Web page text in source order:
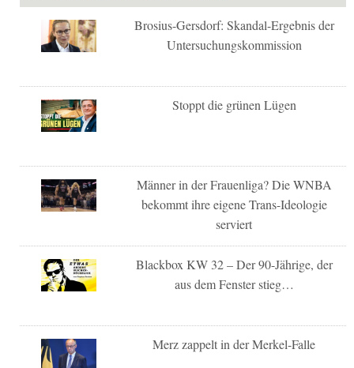
Brosius-Gersdorf: Skandal-Ergebnis der
Untersuchungskommission
Stoppt die grünen Lügen
Männer in der Frauenliga? Die WNBA
bekommt ihre eigene Trans-Ideologie
serviert
Blackbox KW 32 – Der 90-Jährige, der
aus dem Fenster stieg…
Merz zappelt in der Merkel-Falle